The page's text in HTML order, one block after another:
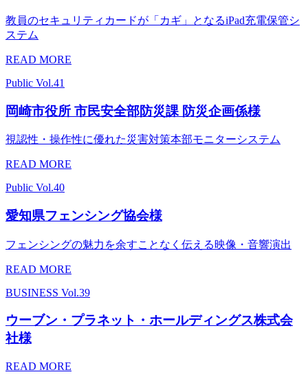
教員のセキュリティカードが「カギ」となるiPad充電保管シ
ステム
READ MORE
Public Vol.41
岡崎市役所 市民安全部防災課 防災企画係様
視認性・操作性に優れた災害対策本部モニターシステム
READ MORE
Public Vol.40
愛知県フェンシング協会様
フェンシングの魅力を余すことなく伝える映像・音響演出
READ MORE
BUSINESS Vol.39
ウーブン・プラネット・ホールディングス株式会
社様
READ MORE